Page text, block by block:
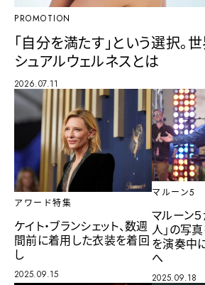
PROMOTION
「自分を満たす」という選択。
シュアルウェルネスとは
2026.07.11
アワード特集
ケイト・ブランシェット、数週
間前に着用した衣装を着回
し
2025.09.15
マルーン5
マルーン
人」の写
を演奏中
へ
2025.09.18